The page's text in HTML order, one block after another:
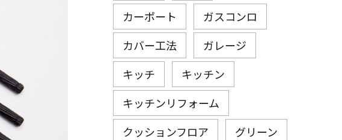
カーポート
ガスコンロ
カバー工法
ガレージ
キッチ
キッチン
キッチンリフォーム
クッションフロア
グリーン